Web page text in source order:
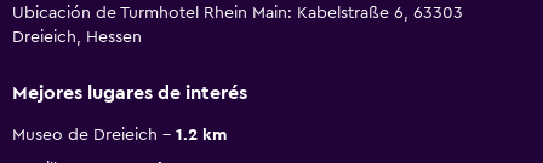
Ubicación de Turmhotel Rhein Main: Kabelstraße 6, 63303
Dreieich, Hessen
Mejores lugares de interés
Museo de Dreieich
1.2 km